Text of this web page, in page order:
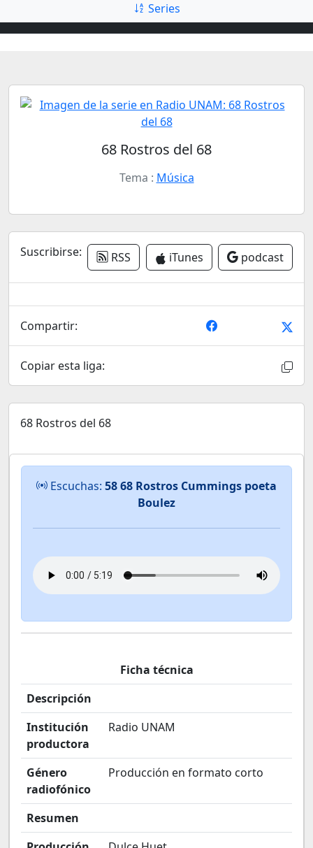
Series
68 Rostros del 68
Tema : Música
Suscribirse: RSS iTunes podcast
Compartir:
Copiar esta liga:
68 Rostros del 68
Escuchas: 58 68 Rostros Cummings poeta
Boulez
Ficha técnica
Descripción
Institución
productora
Radio UNAM
Género
radiofónico
Producción en formato corto
Resumen